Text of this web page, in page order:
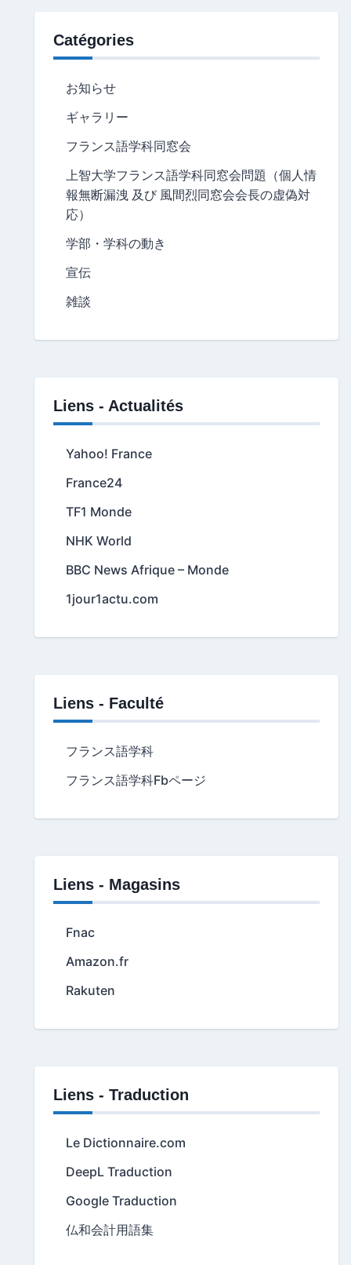
Catégories
お知らせ
ギャラリー
フランス語学科同窓会
上智大学フランス語学科同窓会問題（個人情
報無断漏洩 及び 風間烈同窓会会長の虚偽対
応）
学部・学科の動き
宣伝
雑談
Liens - Actualités
Yahoo! France
France24
TF1 Monde
NHK World
BBC News Afrique – Monde
1jour1actu.com
Liens - Faculté
フランス語学科
フランス語学科Fbページ
Liens - Magasins
Fnac
Amazon.fr
Rakuten
Liens - Traduction
Le Dictionnaire.com
DeepL Traduction
Google Traduction
仏和会計用語集